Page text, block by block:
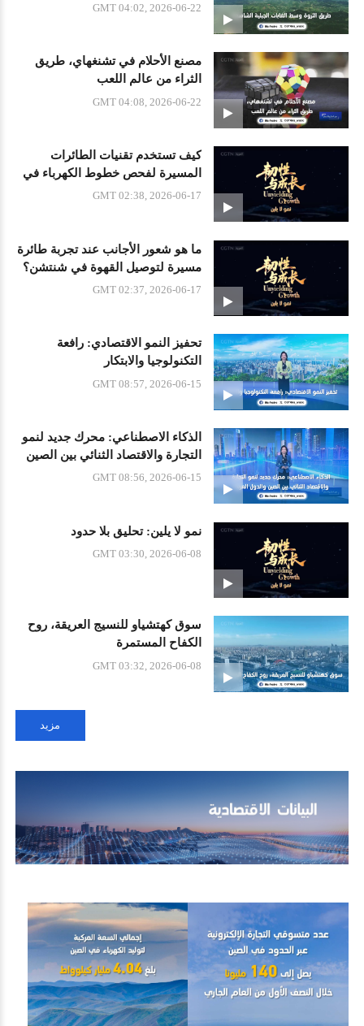
GMT 04:02, 2026-06-22
مصنع الأحلام في تشنغهاي، طريق
الثراء من عالم اللعب
GMT 04:08, 2026-06-22
كيف تستخدم تقنيات الطائرات
المسيرة لفحص خطوط الكهرباء في
الصين؟
GMT 02:38, 2026-06-17
ما هو شعور الأجانب عند تجربة طائرة
مسيرة لتوصيل القهوة في شنتشن؟
GMT 02:37, 2026-06-17
تحفيز النمو الاقتصادي: رافعة
التكنولوجيا والابتكار
GMT 08:57, 2026-06-15
الذكاء الاصطناعي: محرك جديد لنمو
التجارة والاقتصاد الثنائي بين الصين
والدول العربية
GMT 08:56, 2026-06-15
نمو لا يلين: تحليق بلا حدود
GMT 03:30, 2026-06-08
سوق كهتشياو للنسيج العريقة، روح
الكفاح المستمرة
GMT 03:32, 2026-06-08
مزيد